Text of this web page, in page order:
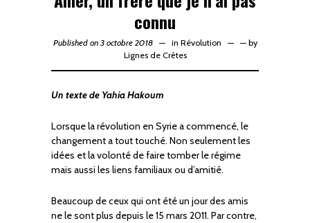
connu
Published on 3 octobre 2018 in Révolution —by
Lignes de Crêtes
Un texte de Yahia Hakoum
Lorsque la révolution en Syrie a commencé, le
changement a tout touché. Non seulement les
idées et la volonté de faire tomber le régime
mais aussi les liens familiaux ou d’amitié.
Beaucoup de ceux qui ont été un jour des amis
ne le sont plus depuis le 15 mars 2011. Par contre,